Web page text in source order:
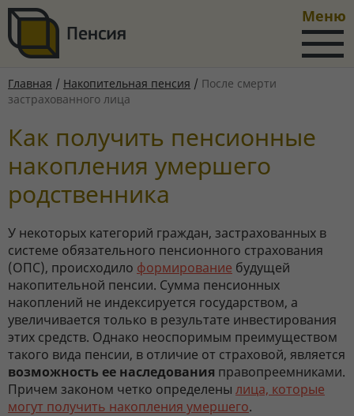
Меню
Главная / Накопительная пенсия / После смерти
застрахованного лица
Как получить пенсионные
накопления умершего
родственника
У некоторых категорий граждан, застрахованных в
системе обязательного пенсионного страхования
(ОПС), происходило формирование будущей
накопительной пенсии. Сумма пенсионных
накоплений не индексируется государством, а
увеличивается только в результате инвестирования
этих средств. Однако неоспоримым преимуществом
такого вида пенсии, в отличие от страховой, является
возможность ее наследования правопреемниками.
Причем законом четко определены лица, которые
могут получить накопления умершего.